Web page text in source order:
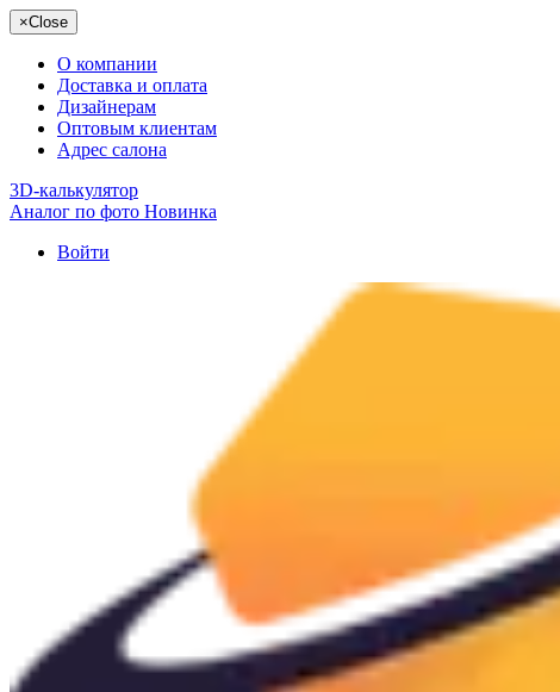
×Close
О компании
Доставка и оплата
Дизайнерам
Оптовым клиентам
Адрес салона
3D-калькулятор
Аналог по фото Новинка
Войти